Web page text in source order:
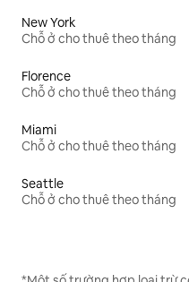
New York
Chỗ ở cho thuê theo tháng
Florence
Chỗ ở cho thuê theo tháng
Miami
Chỗ ở cho thuê theo tháng
Seattle
Chỗ ở cho thuê theo tháng